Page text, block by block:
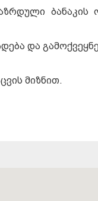
ბანაკის
და
მიზნით.